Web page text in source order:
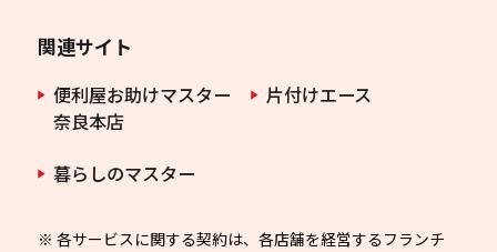
関連サイト
便利屋お助けマスター
奈良本店
片付けエース
暮らしのマスター
※ 各サービスに関する契約は、各店舗を経営するフランチ